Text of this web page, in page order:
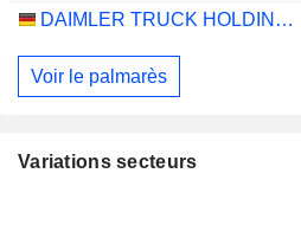
DAIMLER TRUCK HOLDING AG
Voir le palmarès
Variations secteurs